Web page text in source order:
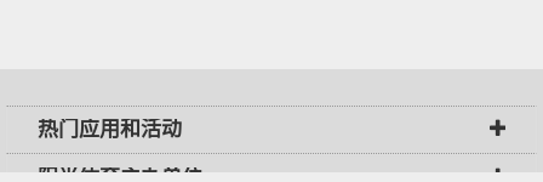
热门应用和活动